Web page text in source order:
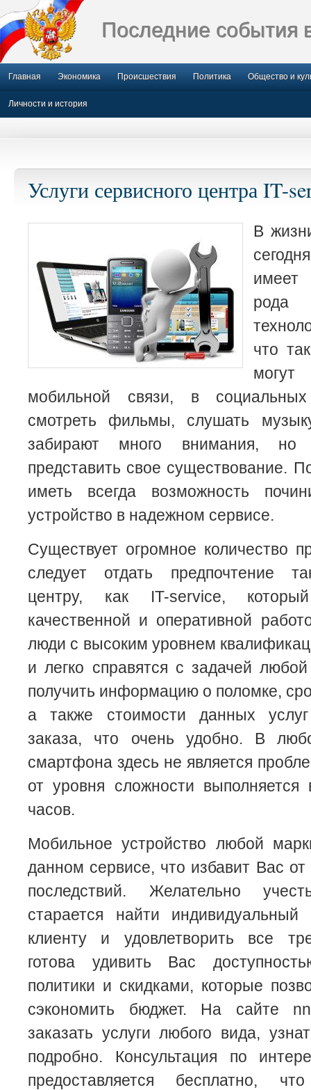
Последние события
Главная Экономика Происшествия Политика Общество и
Личности и история
Услуги сервисного центра IT-
В
имеет
рода
что
мобильной связи, в
смотреть фильмы, слушать
забирают много внимания,
представить свое существование.
иметь всегда возможность
устройство в надежном сервисе.
Существует огромное количество
следует отдать предпочтение
центру, как IT-service,
качественной и оперативной
люди с высоким уровнем
и легко справятся с задачей
получить информацию о поломке,
а также стоимости данных
заказа, что очень удобно. В
смартфона здесь не является
от уровня сложности выполняется
часов.
Мобильное устройство любой
данном сервисе, что избавит Вас
последствий. Желательно
старается найти
клиенту и удовлетворить все
готова удивить Вас
политики и скидками, которые
сэкономить бюджет. На сайте
заказать услуги любого вида,
подробно. Консультация по
предоставляется бесплатно,